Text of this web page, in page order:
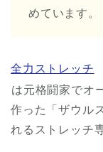
めています。
全力ストレッチ
は元格闘家でオ
作った「ザウル
れるストレッチ